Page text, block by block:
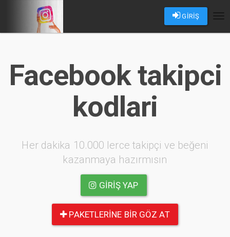
GİRİŞ
Facebook takipci
kodlari
Her dakika 10.000 lerce takipçi ve beğeni
kazanmaya hazırmısın
GIRIŞ YAP
PAKETLERINE BIR GÖZ AT